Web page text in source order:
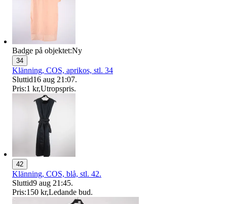
Badge på objektet:Ny
34
Klänning, COS, aprikos, stl. 34
Sluttid16 aug 21:07.
Pris:1 kr,Utropspris.
42
Klänning, COS, blå, stl. 42.
Sluttid9 aug 21:45.
Pris:150 kr,Ledande bud.